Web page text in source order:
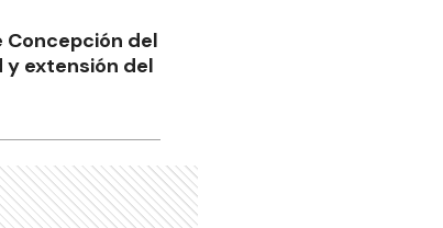
Concepción del
y extensión del